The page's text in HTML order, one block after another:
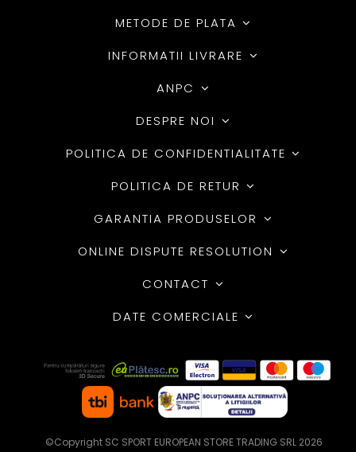
METODE DE PLATA
INFORMATII LIVRARE
ANPC
DESPRE NOI
POLITICA DE CONFIDENTIALITATE
POLITICA DE RETUR
GARANTIA PRODUSELOR
ONLINE DISPUTE RESOLUTION
CONTACT
DATE COMERCIALE
©Copyright SC SPORT EUROPEAN STORE TRADING SRL 2026